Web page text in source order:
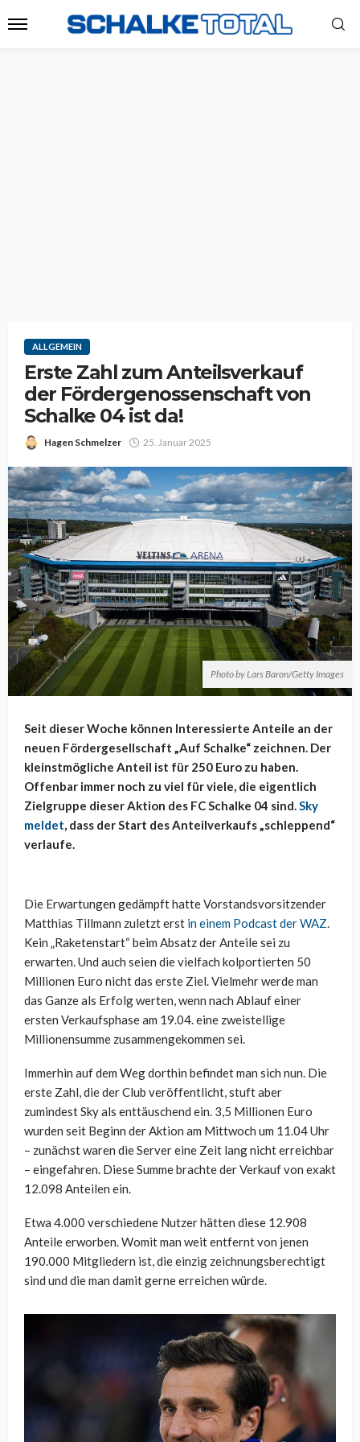
ALLGEMEIN
Erste Zahl zum Anteilsverkauf
der Fördergenossenschaft von
Schalke 04 ist da!
Hagen Schmelzer 25. Januar 2025
Photo by Lars Baron/Getty Images
Seit dieser Woche können Interessierte Anteile an der
neuen Fördergesellschaft „Auf Schalke“ zeichnen. Der
kleinstmögliche Anteil ist für 250 Euro zu haben.
Offenbar immer noch zu viel für viele, die eigentlich
Zielgruppe dieser Aktion des FC Schalke 04 sind.Sky
meldet, dass der Start des Anteilverkaufs „schleppend“
verlaufe.
Die Erwartungen gedämpft hatte Vorstandsvorsitzender
Matthias Tillmann zuletzt erst in einem Podcast der WAZ.
Kein „Raketenstart“ beim Absatz der Anteile sei zu
erwarten. Und auch seien die vielfach kolportierten 50
Millionen Euro nicht das erste Ziel. Vielmehr werde man
das Ganze als Erfolg werten, wenn nach Ablauf einer
ersten Verkaufsphase am 19.04. eine zweistellige
Millionensumme zusammengekommen sei.
Immerhin auf dem Weg dorthin befindet man sich nun. Die
erste Zahl, die der Club veröffentlicht, stuft aber
zumindest Sky als enttäuschend ein. 3,5 Millionen Euro
wurden seit Beginn der Aktion am Mittwoch um 11.04 Uhr
– zunächst waren die Server eine Zeit lang nicht erreichbar
– eingefahren. Diese Summe brachte der Verkauf von exakt
12.098 Anteilen ein.
Etwa 4.000 verschiedene Nutzer hätten diese 12.908
Anteile erworben. Womit man weit entfernt von jenen
190.000 Mitgliedern ist, die einzig zeichnungsberechtigt
sind und die man damit gerne erreichen würde.